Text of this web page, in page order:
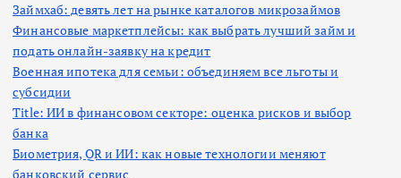
Займхаб: девять лет на рынке каталогов микрозаймов
Финансовые маркетплейсы: как выбрать лучший займ и
подать онлайн-заявку на кредит
Военная ипотека для семьи: объединяем все льготы и
субсидии
Title: ИИ в финансовом секторе: оценка рисков и выбор
банка
Биометрия, QR и ИИ: как новые технологии меняют
банковский сервис